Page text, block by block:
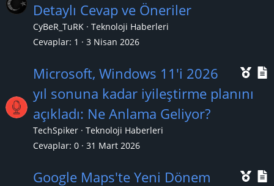
Detaylı Cevap ve Öneriler
CyBeR_TuRK
Teknoloji Haberleri
Cevaplar 1 3 Nisan 2026
Ö
n
Microsoft, Windows 11'i 2026
yıl sonuna kadar iyileştirme planını
açıkladı: Ne Anlama Geliyor?
TechSpiker
Teknoloji Haberleri
Cevaplar 0 31 Mart 2026
Ö
Google Maps'te Yeni Dönem